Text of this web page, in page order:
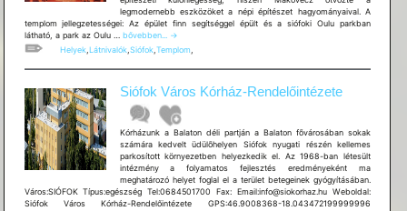
legmodernebb eszközöket a népi építészet hagyományaival. A
templom jellegzetességei: Az épület finn segítséggel épült és a siófoki Oulu parkban
látható, a park az Oulu … Siófoki
Evangélikus
templom
bővebben...
→
Helyek,Látnivalók,Siófok,Templom,
Siófok Város Kórház-Rendelőintézete
Kórházunk a Balaton déli partján a Balaton fõvárosában sokak
számára kedvelt üdülõhelyen Siófok nyugati részén kellemes
parkosított környezetben helyezkedik el. Az 1968-ban létesült
intézmény a folyamatos fejlesztés eredményeként ma
meghatározó helyet foglal el a terület betegeinek gyógyításában.
Város:SIÓFOK Típus:egészség Tel:0684501700 Fax: Email:info@siokorhaz.hu Weboldal:
Siófok Város Kórház-Rendelőintézete GPS:46.9008368-18.043472199999996